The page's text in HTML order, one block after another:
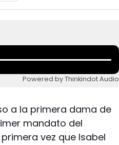
Powered by Thinkindot Audio
a la primera dama de
mandato del
vez que Isabel